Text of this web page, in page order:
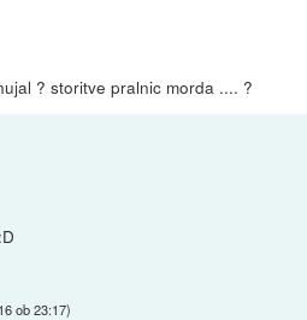
? storitve pralnic morda .... ?
ob 23:17)